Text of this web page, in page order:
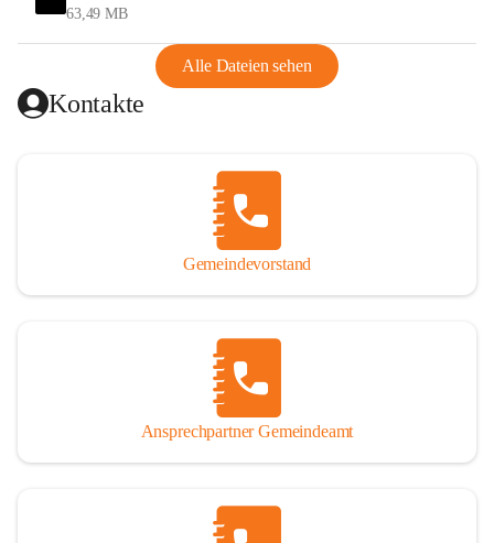
63,49 MB
Alle Dateien sehen
Kontakte
Gemeindevorstand
Ansprechpartner Gemeindeamt